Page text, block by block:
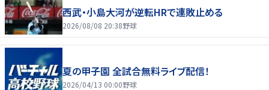
西武・小島大河が逆転HRで連敗止める
2026/08/08 20:38野球
夏の甲子園 全試合無料ライブ配信！
2026/04/13 00:00野球